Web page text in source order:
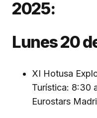
2025:
Lunes 20
XI Hotusa
Turística: 8:30
Eurostars